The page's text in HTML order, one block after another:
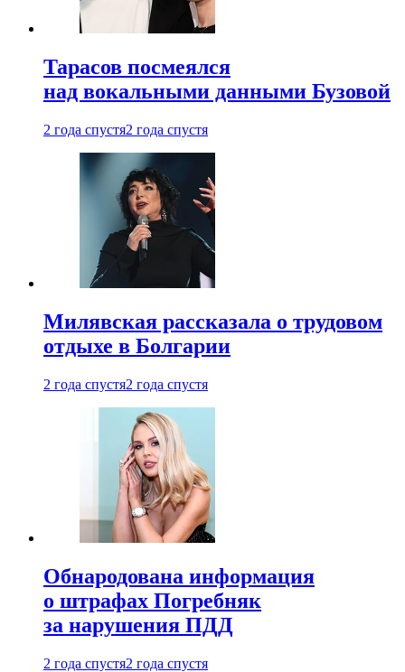
Тарасов посмеялся
над вокальными данными Бузовой
2 года спустя2 года спустя
Милявская рассказала о трудовом
отдыхе в Болгарии
2 года спустя2 года спустя
Обнародована информация
о штрафах Погребняк
за нарушения ПДД
2 года спустя2 года спустя